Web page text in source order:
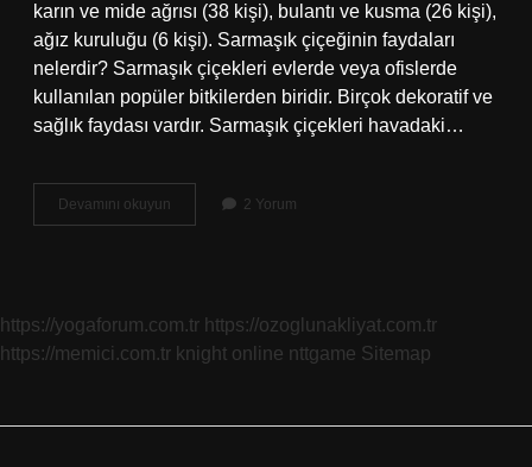
karın ve mide ağrısı (38 kişi), bulantı ve kusma (26 kişi),
ağız kuruluğu (6 kişi). Sarmaşık çiçeğinin faydaları
nelerdir? Sarmaşık çiçekleri evlerde veya ofislerde
kullanılan popüler bitkilerden biridir. Birçok dekoratif ve
sağlık faydası vardır. Sarmaşık çiçekleri havadaki…
Devamını okuyun Sarmaşık
Otu
2 Yorum
https://yogaforum.com.tr https://ozoglunakliyat.com.tr
https://memici.com.tr knight online nttgame Sitemap